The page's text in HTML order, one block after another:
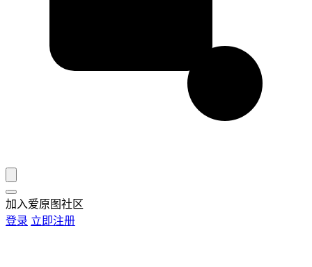
加入爱原图社区
登录 立即注册